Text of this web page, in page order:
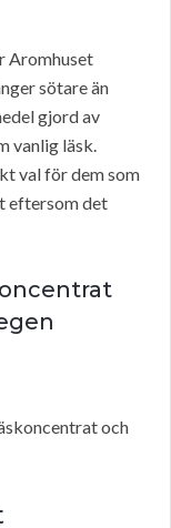
Aromhuset
sötare än
gjord av
vanlig läsk.
val för dem som
eftersom det
och